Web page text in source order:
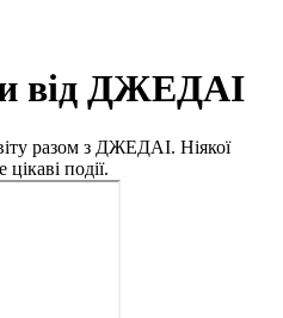
від ДЖЕДАІ
разом з ДЖЕДАІ. Ніякої
події.